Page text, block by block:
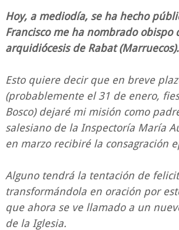
Hoy, a mediodía, se ha hecho
Francisco me ha nombrado obispo
arquidiócesis de Rabat (Marruecos).
Esto quiere decir que en breve
(probablemente el 31 de enero,
Bosco) dejaré mi misión como
salesiano de la Inspectoría María
en marzo recibiré la consagración
Alguno tendrá la tentación de
transformándola en oración por
que ahora se ve llamado a un
de la Iglesia.